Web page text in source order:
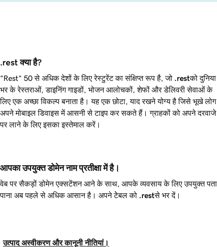
.rest क्या है?
“Rest” 50 से अधिक देशों के लिए रेस्टुरेंट का संक्षिप्त रूप है, जो .restको दुनिया
भर के रेस्तराओं, डाइनिंग गाइडों, भोजन आलोचकों, शेफों और डेलिवरी सेवाओं के
लिए एक अच्छा विकल्प बनाता है। यह एक छोटा, याद रखने योग्य है जिसे भूखे लोग
अपने मोबाइल डिवाइस में आसनी से टाइप कर सकते हैं। ग्राहकों को अपने दरवाजे
पर लाने के लिए इसका इस्तेमाल करें।
आपका उपयुक्त डोमेन नाम प्रतीक्षा में है।
वेब पर सैकड़ों डोमेन एक्सटेंशन आने के साथ, आपके व्यवसाय के लिए उपयुक्त पता
पाना अब पहले से अधिक आसान है। अपने टेेबल को .restसे भर दें।
उत्पाद अस्वीकरण और कानूनी नीतियां।